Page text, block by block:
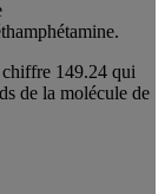
149.24 qui
de la molécule de